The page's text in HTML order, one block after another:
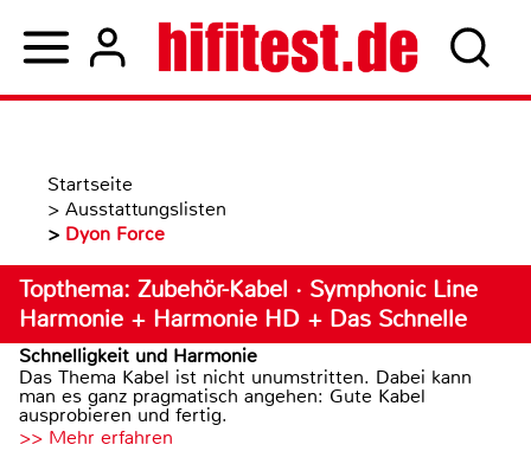
Startseite
> Ausstattungslisten
> Dyon Force
Topthema: Zubehör-Kabel · Symphonic Line
Harmonie + Harmonie HD + Das Schnelle
Schnelligkeit und Harmonie
Das Thema Kabel ist nicht unumstritten. Dabei kann
man es ganz pragmatisch angehen: Gute Kabel
ausprobieren und fertig.
>> Mehr erfahren